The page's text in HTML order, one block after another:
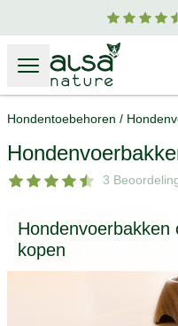
Hondentoebehoren /
3
Hondenvoerbakken
kopen